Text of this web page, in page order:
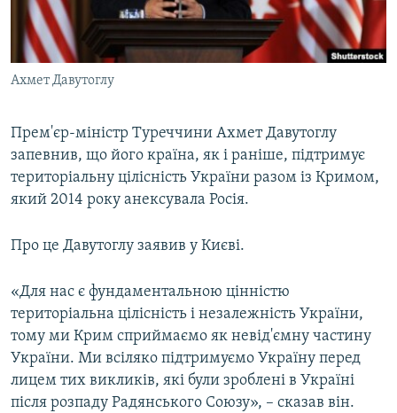
ВІДЕОУРОКИ «ELIFBE»
СВІДЧЕННЯ ОКУПАЦІЇ
УКРАЇНСЬКА ПРОБЛЕМА КРИМУ
Русский
Qırımtatar
Усі сайти RFE/RL
Ахмет Давутоглу
Прем'єр-міністр Туреччини Ахмет Давутоглу
запевнив, що його країна, як і раніше, підтримує
територіальну цілісність України разом із Кримом,
який 2014 року анексувала Росія.
Про це Давутоглу заявив у Києві.
«Для нас є фундаментальною цінністю
територіальна цілісність і незалежність України,
тому ми Крим сприймаємо як невід'ємну частину
України. Ми всіляко підтримуємо Україну перед
лицем тих викликів, які були зроблені в Україні
після розпаду Радянського Союзу», – сказав він.